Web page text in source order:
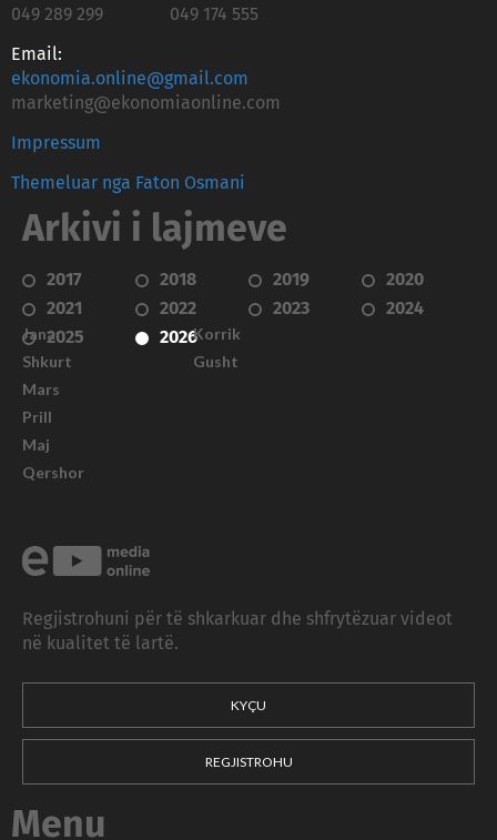
049 289 299
049 174 555
Email:
ekonomia.online@gmail.com
marketing@ekonomiaonline.com
Impressum
Themeluar nga Faton Osmani
Arkivi i lajmeve
2017 2018 2019
2020
2021
2022 2023
2024
2025
2026
Janar
Shkurt
Mars
Prill
Maj
Qershor
Korrik
Gusht
Regjistrohuni për të shkarkuar dhe shfrytëzuar videot
në kualitet të lartë.
KYÇU
REGJISTROHU
Menu